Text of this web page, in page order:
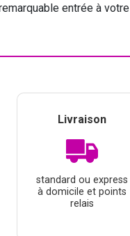
entrée à votre
Livraison
standard ou express
à domicile et points
relais